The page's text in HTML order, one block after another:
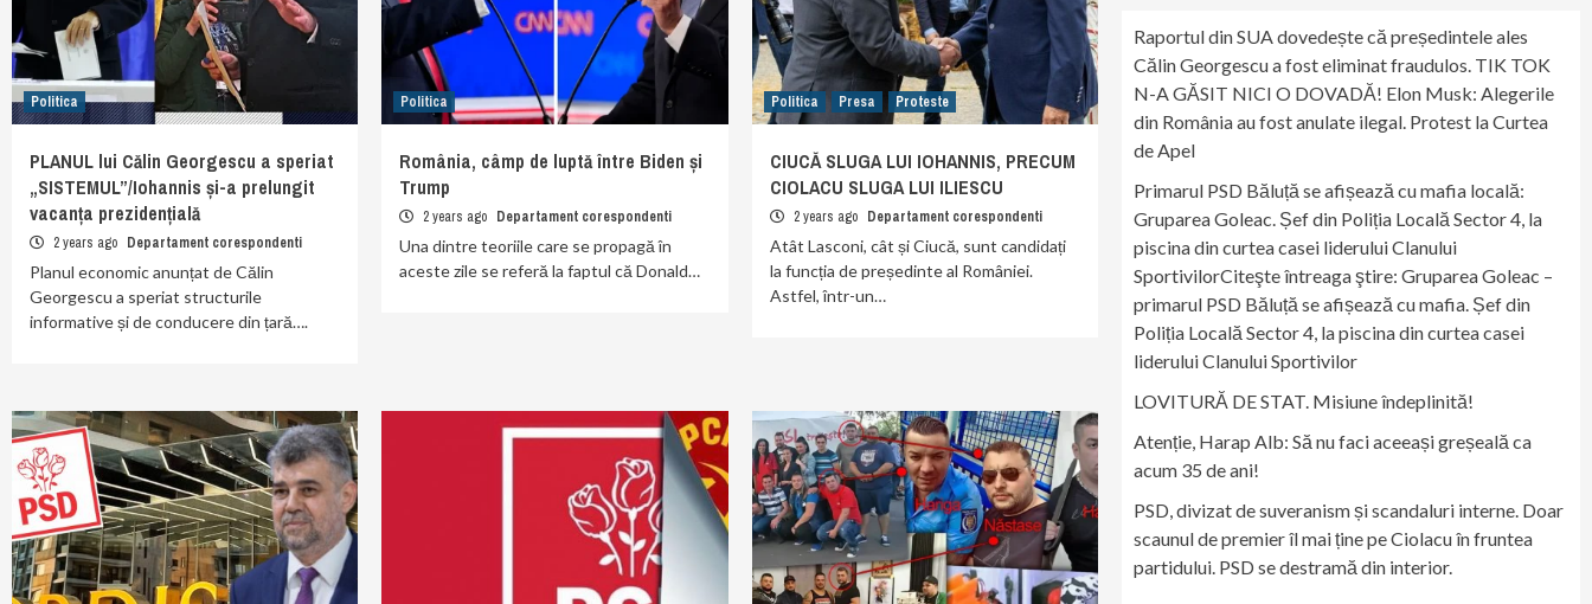
Politica
PLANUL lui Călin Georgescu a speriat
„SISTEMUL”/Iohannis și-a prelungit
vacanța prezidențială
2 years ago Departament corespondenti
Planul economic anunțat de Călin
Georgescu a speriat structurile
informative și de conducere din țară….
Politica
România, câmp de luptă între Biden și
Trump
2 years ago Departament corespondenti
Una dintre teoriile care se propagă în
aceste zile se referă la faptul că Donald…
Politica Presa Proteste
CIUCĂ SLUGA LUI IOHANNIS, PRECUM
CIOLACU SLUGA LUI ILIESCU
2 years ago Departament corespondenti
Atât Lasconi, cât și Ciucă, sunt candidați
la funcția de președinte al României.
Astfel, într-un…
Raportul din SUA dovedește că președintele ales
Călin Georgescu a fost eliminat fraudulos. TIK TOK
N-A GĂSIT NICI O DOVADĂ! Elon Musk: Alegerile
din România au fost anulate ilegal. Protest la Curtea
de Apel
Primarul PSD Băluță se afișează cu mafia locală:
Gruparea Goleac. Șef din Poliția Locală Sector 4, la
piscina din curtea casei liderului Clanului
SportivilorCiteşte întreaga ştire: Gruparea Goleac –
primarul PSD Băluță se afișează cu mafia. Șef din
Poliția Locală Sector 4, la piscina din curtea casei
liderului Clanului Sportivilor
LOVITURĂ DE STAT. Misiune îndeplinită!
Atenție, Harap Alb: Să nu faci aceeași greșeală ca
acum 35 de ani!
PSD, divizat de suveranism și scandaluri interne. Doar
scaunul de premier îl mai ține pe Ciolacu în fruntea
partidului. PSD se destramă din interior.